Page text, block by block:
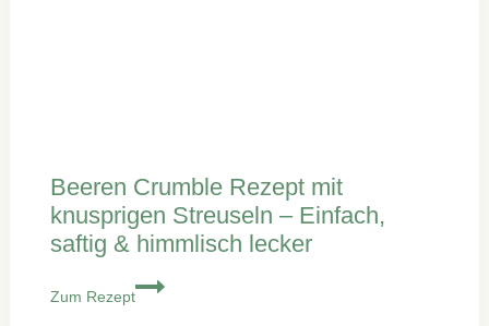
Beeren Crumble Rezept mit
knusprigen Streuseln – Einfach,
saftig & himmlisch lecker
Zum Rezept
Beeren